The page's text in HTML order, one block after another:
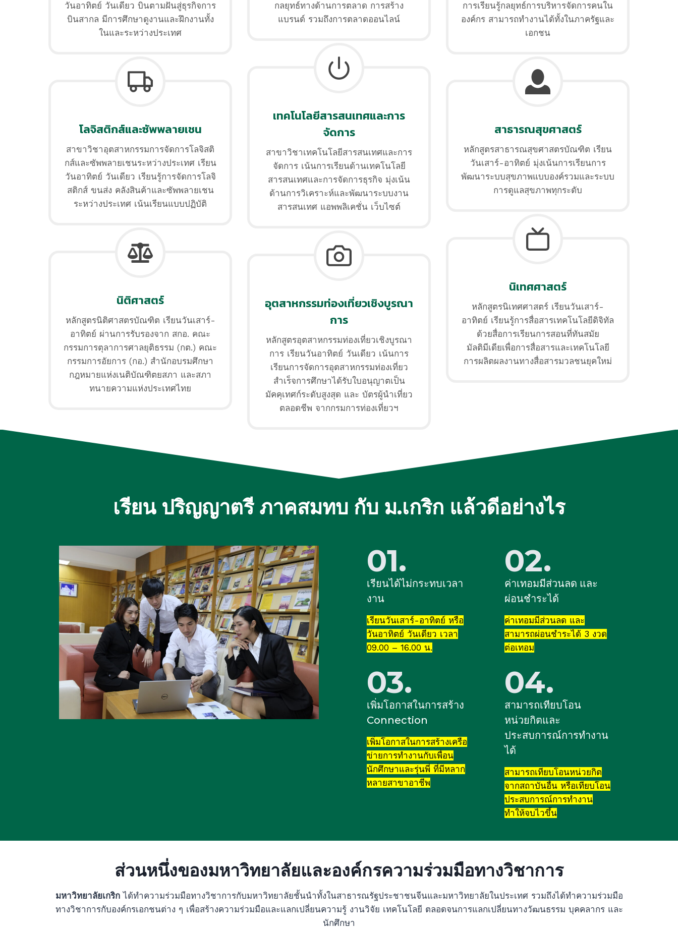
วันอาทิตย์ วันเดียว บินตามฝันสู่ธุรกิจการ
บินสากล มีการศึกษาดูงานและฝึกงานทั้ง
ในและระหว่างประเทศ
โลจิสติกส์และซัพพลายเชน
สาขาวิชาอุตสาหกรรมการจัดการโลจิสติ
กส์และซัพพลายเชนระหว่างประเทศ เรียน
วันอาทิตย์ วันเดียว เรียนรู้การจัดการโลจิ
สติกส์ ขนส่ง คลังสินค้าและซัพพลายเชน
ระหว่างประเทศ เน้นเรียนแบบปฏิบัติ
นิติศาสตร์
หลักสูตรนิติศาสตรบัณฑิต เรียนวันเสาร์-
อาทิตย์ ผ่านการรับรองจาก สกอ. คณะ
กรรมการตุลาการศาลยุติธรรม (กต.) คณะ
กรรมการอัยการ (กอ.) สำนักอบรมศึกษา
กฎหมายแห่งเนติบัณฑิตยสภา และสภา
ทนายความแห่งประเทศไทย
กลยุทธ์ทางด้านการตลาด การสร้าง
แบรนด์ รวมถึงการตลาดออนไลน์
เทคโนโลยีสารสนเทศและการ
จัดการ
สาขาวิชาเทคโนโลยีสารสนเทศและการ
จัดการ เน้นการเรียนด้านเทคโนโลยี
สารสนเทศและการจัดการธุรกิจ มุ่งเน้น
ด้านการวิเคราะห์และพัฒนาระบบงาน
สารสนเทศ แอพพลิเคชั่น เว็บไซต์
อุตสาหกรรมท่องเที่ยวเชิงบูรณา
การ
หลักสูตรอุตสาหกรรมท่องเที่ยวเชิงบูรณา
การ เรียนวันอาทิตย์ วันเดียว เน้นการ
เรียนการจัดการอุตสาหกรรมท่องเที่ยว
สำเร็จการศึกษาได้รับใบอนุญาตเป็น
มัคคุเทศก์ระดับสูงสุด และ บัตรผู้นำเที่ยว
ตลอดชีพ จากกรมการท่องเที่ยวฯ
การเรียนรู้กลยุทธ์การบริหารจัดการคนใน
องค์กร สามารถทำงานได้ทั้งในภาครัฐและ
เอกชน
สาธารณสุขศาสตร์
หลักสูตรสาธารณสุขศาสตรบัณฑิต เรียน
วันเสาร์-อาทิตย์ มุ่งเน้นการเรียนการ
พัฒนาระบบสุขภาพแบบองค์รวมและระบบ
การดูแลสุขภาพทุกระดับ
นิเทศศาสตร์
หลักสูตรนิเทศศาสตร์ เรียนวันเสาร์-
อาทิตย์ เรียนรู้การสื่อสารเทคโนโลยีดิจิทัล
ด้วยสื่อการเรียนการสอนที่ทันสมัย
มัลติมีเดียเพื่อการสื่อสารและเทคโนโลยี
การผลิตผลงานทางสื่อสารมวลชนยุคใหม่
เรียน ปริญญาตรี ภาคสมทบ กับ ม.เกริก แล้วดีอย่างไร
01.
เรียนได้ไม่กระทบเวลา
งาน
เรียนวันเสาร์-อาทิตย์ หรือ
วันอาทิตย์ วันเดียว เวลา
09.00 – 16.00 น.
02.
ค่าเทอมมีส่วนลด และ
ผ่อนชำระได้
ค่าเทอมมีส่วนลด และ
สามารถผ่อนชำระได้ 3 งวด
ต่อเทอม
03.
เพิ่มโอกาสในการสร้าง
Connection
เพิ่มโอกาสในการสร้างเครือ
ข่ายการทำงานกับเพื่อน
นักศึกษาและรุ่นพี่ ที่มีหลาก
หลายสาขาอาชีพ
04.
สามารถเทียบโอน
หน่วยกิตและ
ประสบการณ์การทำงาน
ได้
สามารถเทียบโอนหน่วยกิต
จากสถาบันอื่น หรือเทียบโอน
ประสบการณ์การทำงาน
ทำให้จบไวขึ้น
ส่วนหนึ่งของมหาวิทยาลัยและองค์กรความร่วมมือทางวิชาการ
มหาวิทยาลัยเกริกได้ทำความร่วมมือทางวิชาการกับมหาวิทยาลัยชั้นนำทั้งในสาธารณรัฐประชาชนจีนและมหาวิทยาลัยในประเทศ รวมถึงได้ทำความร่วมมือ
ทางวิชาการกับองค์กรเอกชนต่าง ๆ เพื่อสร้างความร่วมมือและแลกเปลี่ยนความรู้ งานวิจัย เทคโนโลยี ตลอดจนการแลกเปลี่ยนทางวัฒนธรรม บุคคลากร และ
นักศึกษา